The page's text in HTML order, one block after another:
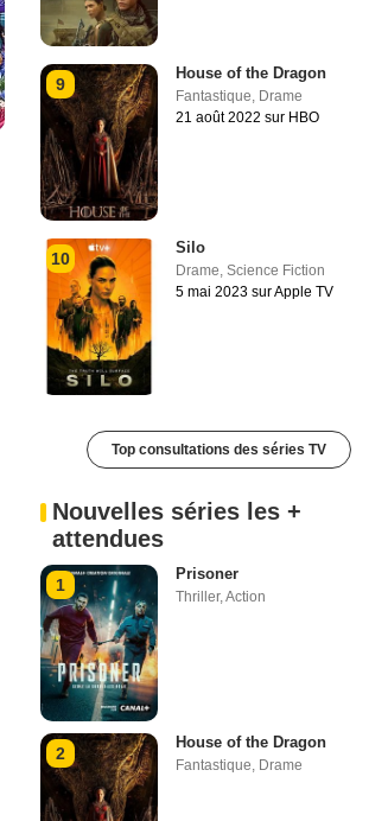
9
House of the Dragon
Fantastique, Drame
21 août 2022 sur HBO
10
Silo
Drame, Science Fiction
5 mai 2023 sur Apple TV
Top consultations des séries TV
Nouvelles séries les +
attendues
1
Prisoner
Thriller,Action
2
House of the Dragon
Fantastique, Drame